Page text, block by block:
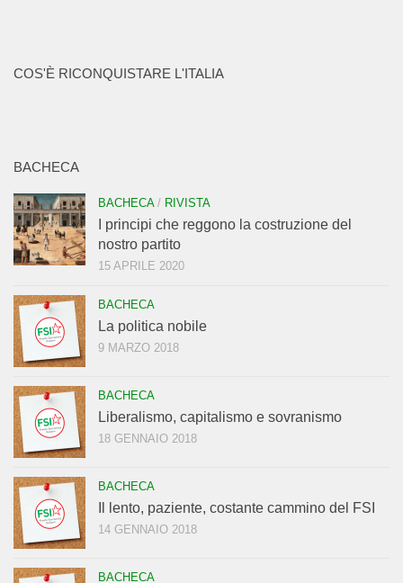
COS'È RICONQUISTARE L'ITALIA
BACHECA
BACHECA/ RIVISTA
I principi che reggono la costruzione del
nostro partito
15 APRILE 2020
BACHECA
La politica nobile
9 MARZO 2018
BACHECA
Liberalismo, capitalismo e sovranismo
18 GENNAIO 2018
BACHECA
Il lento, paziente, costante cammino del FSI
14 GENNAIO 2018
BACHECA